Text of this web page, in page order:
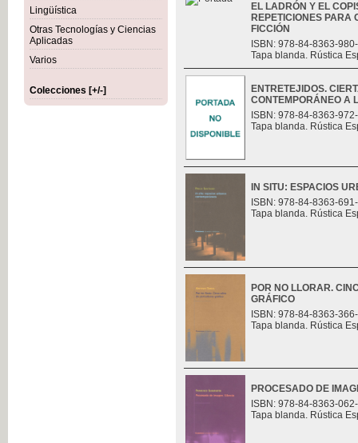
Lingüística
Otras Tecnologías y Ciencias
Aplicadas
Varios
Colecciones [+/-]
EL LADRÓN Y EL
REPETICIONES
FICCIÓN
ISBN: 978-84-8363-
Tapa blanda. Rústica
ENTRETEJIDOS.
CONTEMPORÁNEO A
ISBN: 978-84-8363-
Tapa blanda. Rústica
IN SITU: ESPACIOS
ISBN: 978-84-8363-
Tapa blanda. Rústica
POR NO LLORAR.
GRÁFICO
ISBN: 978-84-8363-
Tapa blanda. Rústica
PROCESADO DE
ISBN: 978-84-8363-
Tapa blanda. Rústica